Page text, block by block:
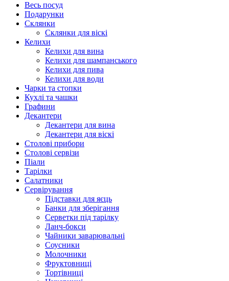
Весь посуд
Подарунки
Склянки
Склянки для віскі
Келихи
Келихи для вина
Келихи для шампанського
Келихи для пива
Келихи для води
Чарки та стопки
Кухлі та чашки
Графини
Декантери
Декантери для вина
Декантери для віскі
Столові прибори
Столові сервізи
Піали
Тарілки
Салатники
Сервірування
Підставки для яєць
Банки для зберігання
Серветки під тарілку
Ланч-бокси
Чайники заварювальні
Соусники
Молочники
Фруктовниці
Тортівниці